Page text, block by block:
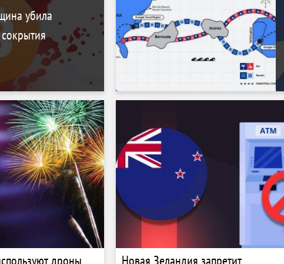
убила
дроны
Новая Зеландия запретит